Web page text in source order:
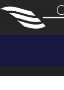
Saltar
contenido